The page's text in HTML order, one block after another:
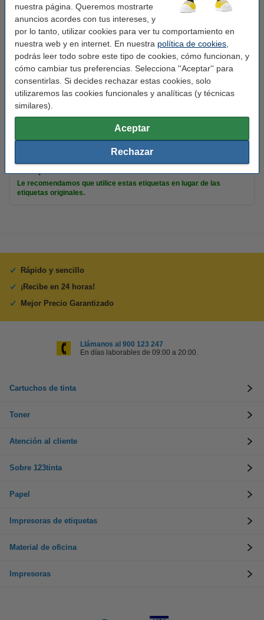
nuestra página. Queremos mostrarte
anuncios acordes con tus intereses, y
por lo tanto, utilizar cookies para ver tu comportamiento en
nuestra web y en internet. En nuestra política de cookies
podrás leer todo sobre este tipo de cookies, cómo funcionan, y
cómo cambiar tus preferencias. Selecciona ''Aceptar'' para
consentirlas. Si decides rechazar estas cookies, solo
utilizaremos las cookies funcionales y analíticas (y técnicas
similares).
Aceptar
Rechazar
Marca: 123tinta
Uso: universal
Adherencia:
Medidas: 25 x 25 mm (LxAn)
Material:
Cantidad: 4.250 etiquetas
Consejo
Le recomendamos que utilice estas etiquetas en lugar de las
etiquetas originales.
Rápido y sencillo
¡Recibe en 24 horas!
Mejor Precio Garantizado
Llámanos al 900 123 247
En días laborables de 09:00 a 20:00.
Cartuchos de tinta
Toner
Atención al cliente
Sobre 123tinta
Papel
Impresoras de etiquetas
Material de oficina
Impresoras